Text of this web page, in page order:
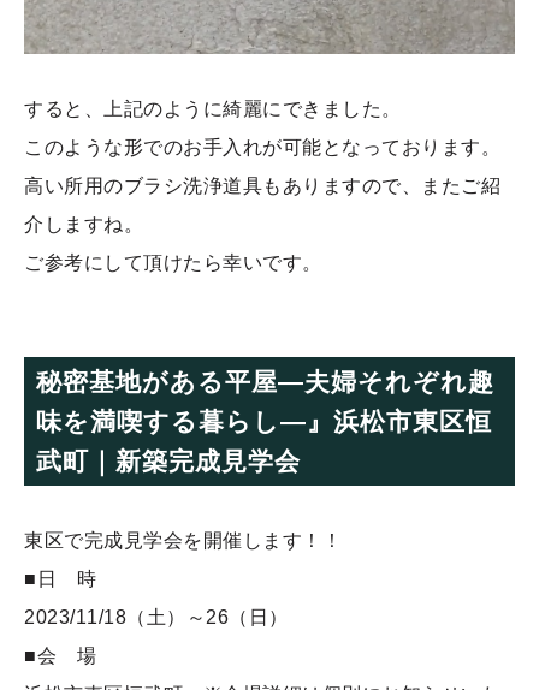
すると、上記のように綺麗にできました。
このような形でのお手入れが可能となっております。
高い所用のブラシ洗浄道具もありますので、またご紹
介しますね。
ご参考にして頂けたら幸いです。
秘密基地がある平屋—夫婦それぞれ趣
味を満喫する暮らし―』浜松市東区恒
武町｜新築完成見学会
東区で完成見学会を開催します！！
■日 時
2023/11/18（土）～26（日）
■会 場